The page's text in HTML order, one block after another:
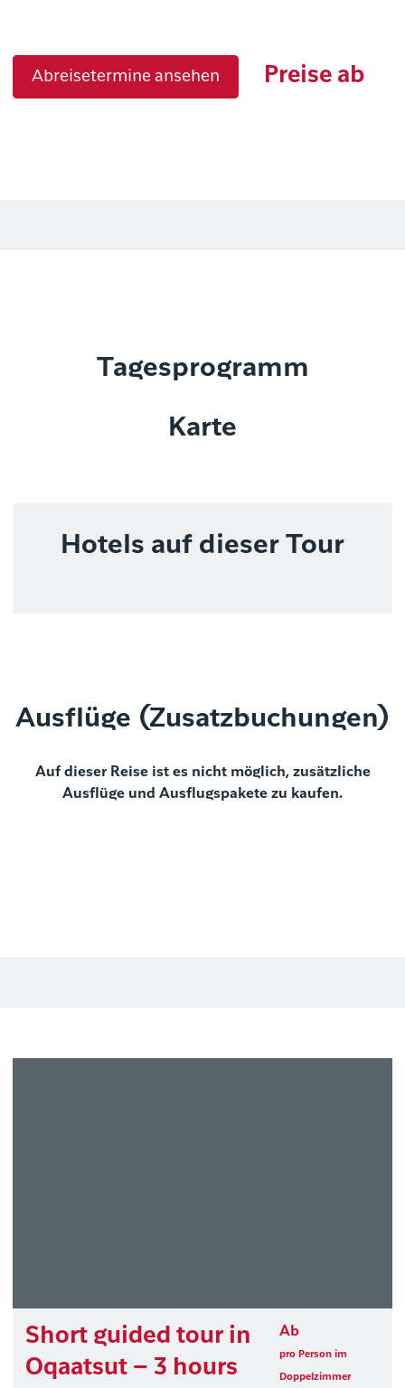
Abreisetermine ansehen Preise ab
Tagesprogramm
Karte
Hotels auf dieser Tour
Ausflüge (Zusatzbuchungen)
Auf dieser Reise ist es nicht möglich, zusätzliche
Ausflüge und Ausflugspakete zu kaufen.
Short guided tour in
Oqaatsut – 3 hours
Ab
pro Person im
Doppelzimmer